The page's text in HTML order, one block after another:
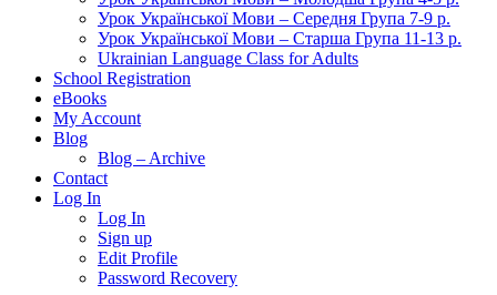
Урок Української Мови – Середня Група 7-9 р.
Урок Української Мови – Старша Група 11-13 р.
Ukrainian Language Class for Adults
School Registration
eBooks
My Account
Blog
Blog – Archive
Contact
Log In
Log In
Sign up
Edit Profile
Password Recovery